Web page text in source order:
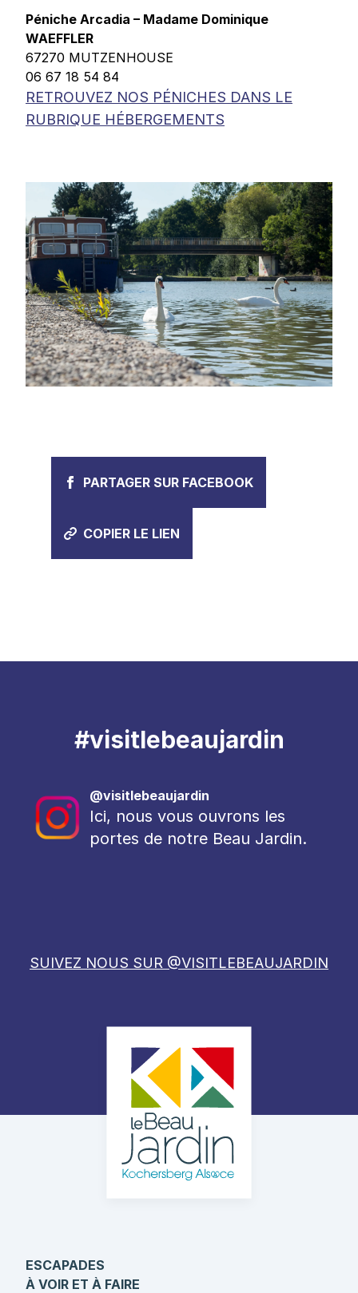
Péniche Arcadia – Madame Dominique
WAEFFLER
67270 MUTZENHOUSE
06 67 18 54 84
RETROUVEZ NOS PÉNICHES DANS LE
RUBRIQUE HÉBERGEMENTS
PARTAGER SUR FACEBOOK
COPIER LE LIEN
#visitlebeaujardin
@visitlebeaujardin
Ici, nous vous ouvrons les
portes de notre Beau Jardin.
SUIVEZ NOUS SUR @VISITLEBEAUJARDIN
ESCAPADES
À VOIR ET À FAIRE